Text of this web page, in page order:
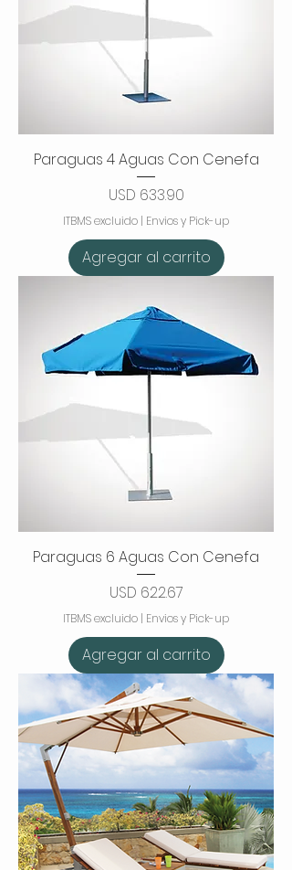
Paraguas 4 Aguas Con Cenefa
Precio
USD 633.90
ITBMS excluido | Envios y Pick-up
Agregar al carrito
Paraguas 6 Aguas Con Cenefa
Precio
USD 622.67
ITBMS excluido | Envios y Pick-up
Agregar al carrito